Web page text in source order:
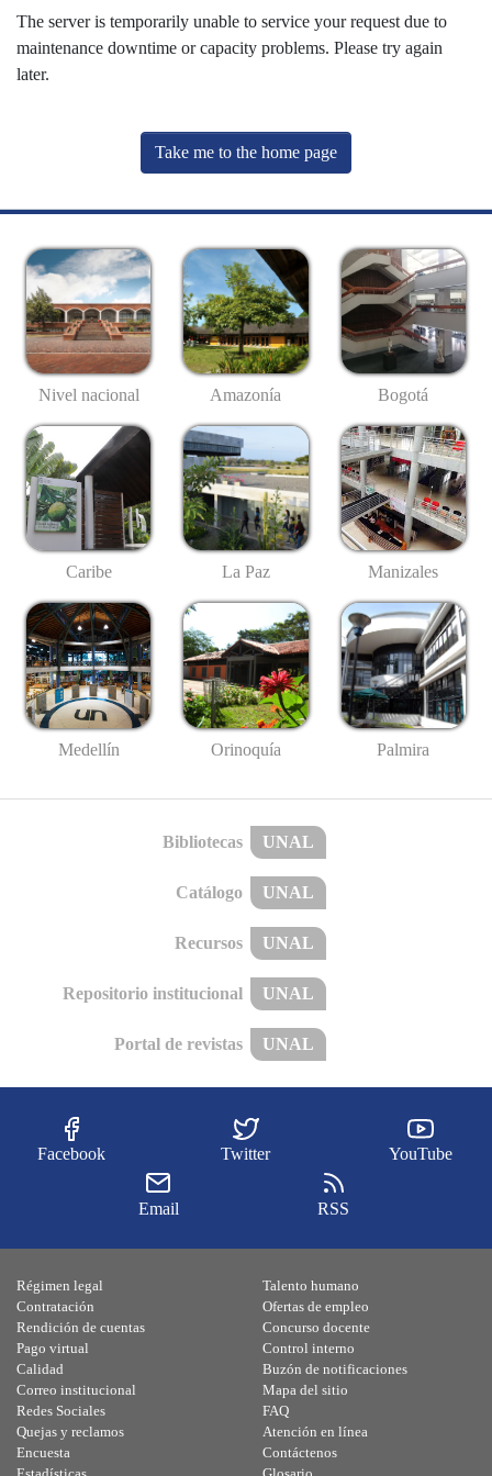
The server is temporarily unable to service your request due to
maintenance downtime or capacity problems. Please try again
later.
Take me to the home page
Nivel nacional Amazonía Bogotá
Caribe La Paz Manizales
Medellín Orinoquía Palmira
Bibliotecas UNAL
Catálogo UNAL
Recursos UNAL
Repositorio institucional UNAL
Portal de revistas UNAL
Facebook Twitter YouTube
Email RSS
Régimen legal
Contratación
Rendición de cuentas
Pago virtual
Calidad
Talento humano
Ofertas de empleo
Concurso docente
Control interno
Buzón de notificaciones
Correo institucional
Redes Sociales
Quejas y reclamos
Encuesta
Mapa del sitio
FAQ
Atención en línea
Contáctenos